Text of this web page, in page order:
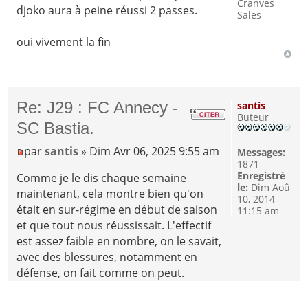
djoko aura à peine réussi 2 passes.
oui vivement la fin
Cranves
Sales
Re: J29 : FC Annecy -
SC Bastia.
parsantis » Dim Avr 06, 2025 9:55 am
Comme je le dis chaque semaine
maintenant, cela montre bien qu'on
était en sur-régime en début de saison
et que tout nous réussissait. L'effectif
est assez faible en nombre, on le savait,
avec des blessures, notamment en
défense, on fait comme on peut.
santis
Buteur
Messages:
1871
Enregistré
le: Dim Aoû
10, 2014
11:15 am